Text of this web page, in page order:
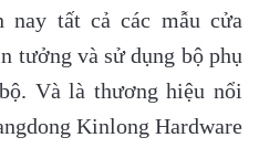
nay tất cả các mẫu cửa
tưởng và sử dụng bộ phụ
Và là thương hiệu nổi
Kinlong Hardware